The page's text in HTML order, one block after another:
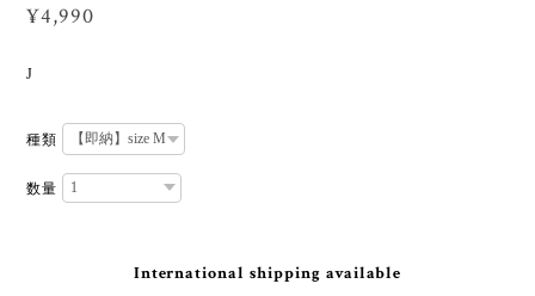
¥4,990
J
種類
数量
International shipping available